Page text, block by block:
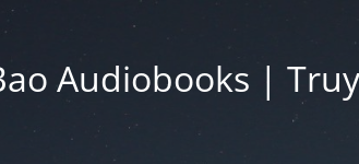
Audiobooks |